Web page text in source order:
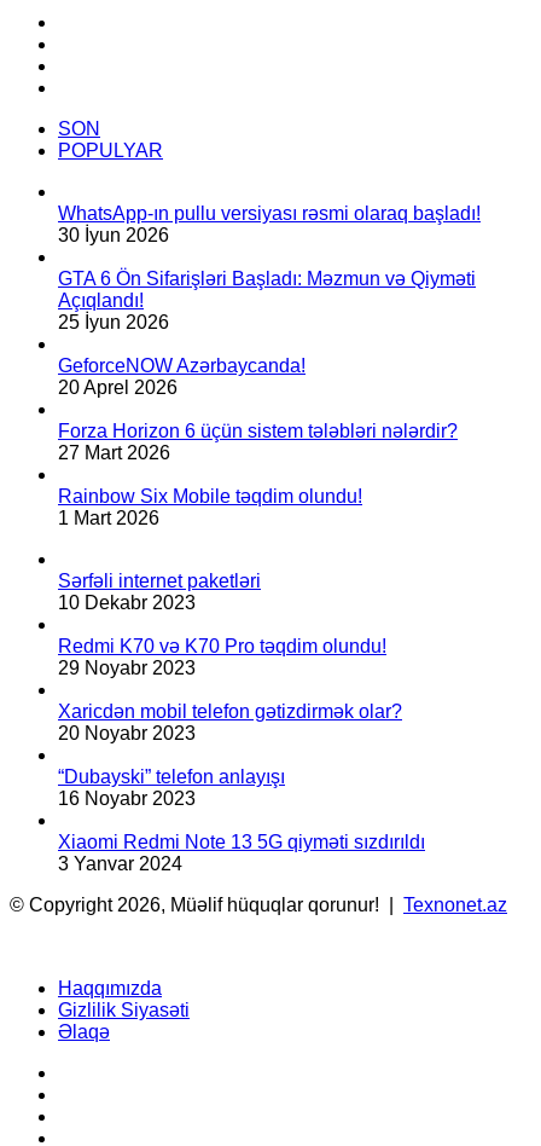
təchiz
olunduğu
bildirilib.
nəsillərə
gəlir!
SON
POPULYAR
WhatsApp-ın pullu versiyası rəsmi olaraq başladı!
30 İyun 2026
GTA 6 Ön Sifarişləri Başladı: Məzmun və Qiyməti
Açıqlandı!
25 İyun 2026
GeforceNOW Azərbaycanda!
20 Aprel 2026
Forza Horizon 6 üçün sistem tələbləri nələrdir?
27 Mart 2026
Rainbow Six Mobile təqdim olundu!
1 Mart 2026
Sərfəli internet paketləri
10 Dekabr 2023
Redmi K70 və K70 Pro təqdim olundu!
29 Noyabr 2023
Xaricdən mobil telefon gətizdirmək olar?
20 Noyabr 2023
“Dubayski” telefon anlayışı
16 Noyabr 2023
Xiaomi Redmi Note 13 5G qiyməti sızdırıldı
3 Yanvar 2024
© Copyright 2026, Müəlif hüquqlar qorunur! | Texnonet.az
Haqqımızda
Gizlilik Siyasəti
Əlaqə